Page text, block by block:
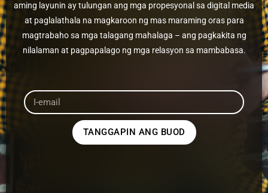
aming layunin ay tulungan ang mga propesyonal sa digital media
at paglalathala na magkaroon ng mas maraming oras para
magtrabaho sa mga talagang mahalaga – ang pagkakita ng
nilalaman at pagpapalago ng mga relasyon sa mambabasa.
TANGGAPIN ANG BUOD